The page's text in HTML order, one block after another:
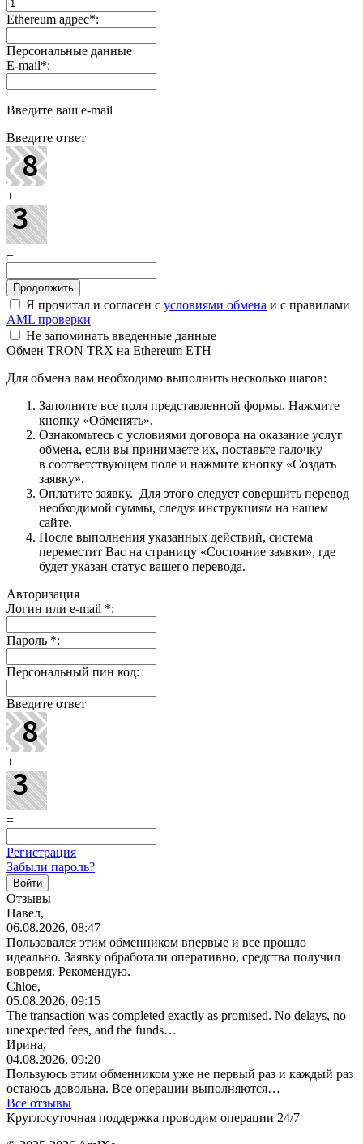
Ethereum адрес*:
Персональные данные
E-mail*:
Введите ваш e-mail
Введите ответ
+
=
Я прочитал и согласен с условиями обмена и с правилами
AML проверки
Не запоминать введенные данные
Обмен TRON TRX на Ethereum ETH
Для обмена вам необходимо выполнить несколько шагов:
Заполните все поля представленной формы. Нажмите
кнопку «Обменять».
Ознакомьтесь с условиями договора на оказание услуг
обмена, если вы принимаете их, поставьте галочку
в соответствующем поле и нажмите кнопку «Создать
заявку».
Оплатите заявку. Для этого следует совершить перевод
необходимой суммы, следуя инструкциям на нашем
сайте.
После выполнения указанных действий, система
переместит Вас на страницу «Состояние заявки», где
будет указан статус вашего перевода.
Авторизация
Логин или e-mail *:
Пароль *:
Персональный пин код:
Введите ответ
+
=
Регистрация
Забыли пароль?
Отзывы
Павел,
06.08.2026, 08:47
Пользовался этим обменником впервые и все прошло
идеально. Заявку обработали оперативно, средства получил
вовремя. Рекомендую.
Chloe,
05.08.2026, 09:15
The transaction was completed exactly as promised. No delays, no
unexpected fees, and the funds…
Ирина,
04.08.2026, 09:20
Пользуюсь этим обменником уже не первый раз и каждый раз
остаюсь довольна. Все операции выполняются…
Все отзывы
Круглосуточная поддержка проводим операции 24/7